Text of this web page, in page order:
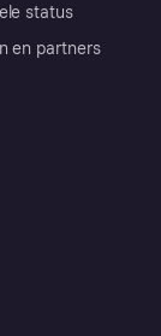
status
en partners